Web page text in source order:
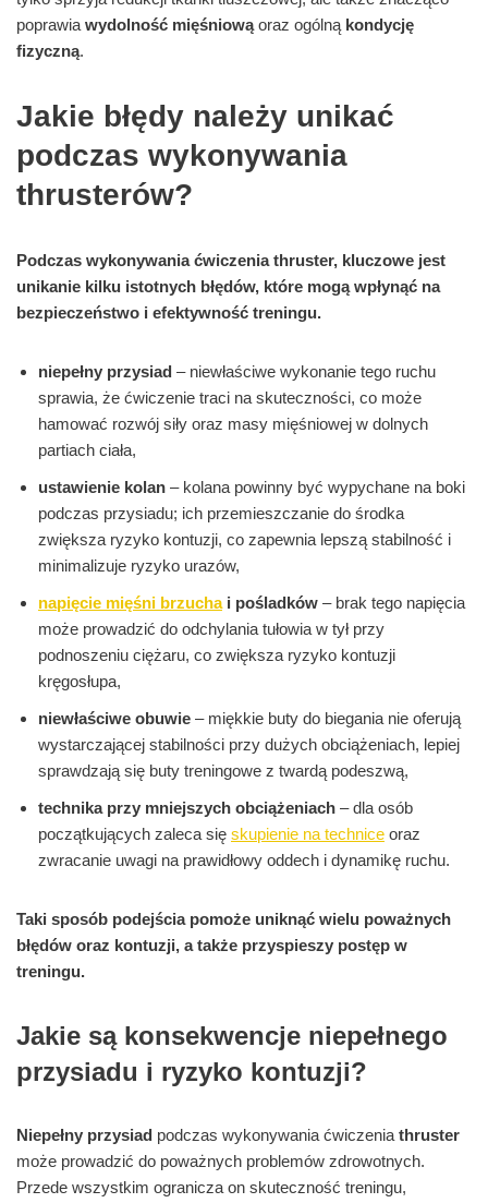
poprawia wydolność mięśniowąoraz ogólną kondycję
fizyczną.
Jakie błędy należy unikać
podczas wykonywania
thrusterów?
Podczas wykonywania ćwiczenia thruster, kluczowe jest
unikanie kilku istotnych błędów, które mogą wpłynąć na
bezpieczeństwo i efektywność treningu.
niepełny przysiad – niewłaściwe wykonanie tego ruchu
sprawia, że ćwiczenie traci na skuteczności, co może
hamować rozwój siły oraz masy mięśniowej w dolnych
partiach ciała,
ustawienie kolan – kolana powinny być wypychane na boki
podczas przysiadu; ich przemieszczanie do środka
zwiększa ryzyko kontuzji, co zapewnia lepszą stabilność i
minimalizuje ryzyko urazów,
napięcie mięśni brzuchai pośladków – brak tego napięcia
może prowadzić do odchylania tułowia w tył przy
podnoszeniu ciężaru, co zwiększa ryzyko kontuzji
kręgosłupa,
niewłaściwe obuwie – miękkie buty do biegania nie oferują
wystarczającej stabilności przy dużych obciążeniach, lepiej
sprawdzają się buty treningowe z twardą podeszwą,
technika przy mniejszych obciążeniach – dla osób
początkujących zaleca się skupienie na technice oraz
zwracanie uwagi na prawidłowy oddech i dynamikę ruchu.
Taki sposób podejścia pomoże uniknąć wielu poważnych
błędów oraz kontuzji, a także przyspieszy postęp w
treningu.
Jakie są konsekwencje niepełnego
przysiadu i ryzyko kontuzji?
Niepełny przysiad podczas wykonywania ćwiczenia thruster
może prowadzić do poważnych problemów zdrowotnych.
Przede wszystkim ogranicza on skuteczność treningu,